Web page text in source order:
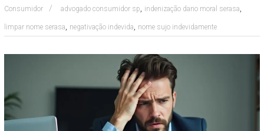
Consumidor advogado consumidor sp, indenização dano moral serasa,
limpar nome serasa, negativação indevida, nome sujo indevidamente